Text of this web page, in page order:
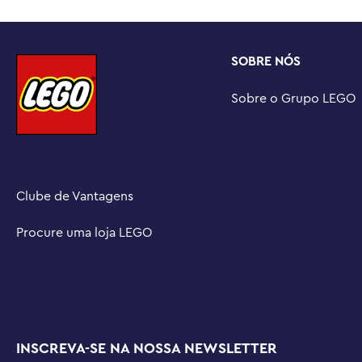
explorar diferentes histórias de amizade
profundidade e o conjunto é composto por 129 peças
Clube de Vantagens
Procure uma loja LEGO
SOBRE NÓS
Sobre o Grupo LEGO
INSCREVA-SE NA NOSSA NEWSLETTER